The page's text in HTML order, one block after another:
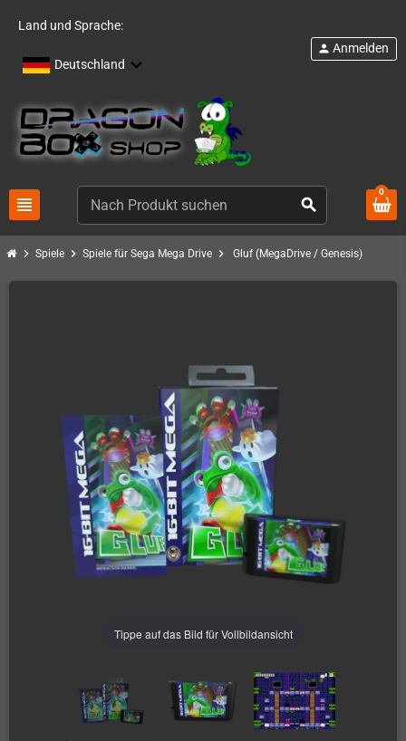
Land und Sprache:
Deutschland
view_headline search
person Anmelden
0
chevron_right Spiele chevron_right Spiele für Sega Mega Drive chevron_right Gluf (MegaDrive / Genesis)
Tippe auf das Bild für Vollbildansicht